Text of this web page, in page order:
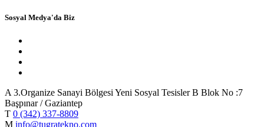
Sosyal Medya'da Biz
A 3.Organize Sanayi Bölgesi Yeni Sosyal Tesisler B Blok No :7
Başpınar / Gaziantep
T 0 (342) 337-8809
M info@tugratekno.com